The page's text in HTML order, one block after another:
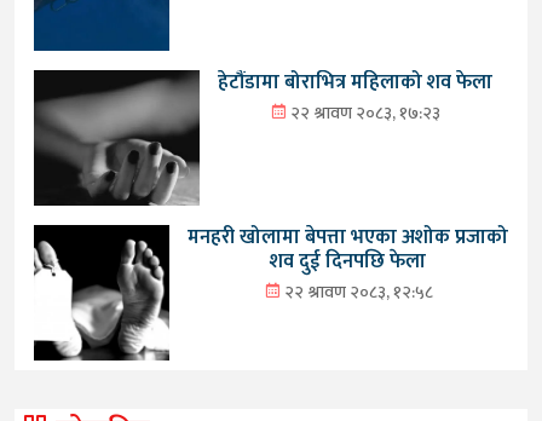
हेटौंडामा बोराभित्र महिलाको शव फेला
२२ श्रावण २०८३, १७:२३
मनहरी खोलामा बेपत्ता भएका अशोक प्रजाको
शव दुई दिनपछि फेला
२२ श्रावण २०८३, १२:५८